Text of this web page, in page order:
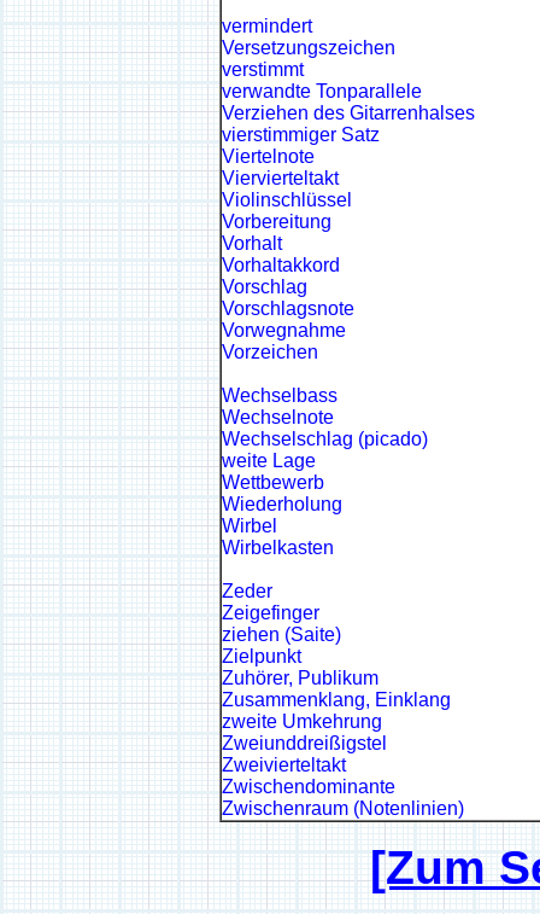
vermindert
Versetzungszeichen
verstimmt
verwandte Tonparallele
Verziehen des Gitarrenhalses
vierstimmiger Satz
Viertelnote
Viervierteltakt
Violinschlüssel
Vorbereitung
Vorhalt
Vorhaltakkord
Vorschlag
Vorschlagsnote
Vorwegnahme
Vorzeichen
Wechselbass
Wechselnote
Wechselschlag (picado)
weite Lage
Wettbewerb
Wiederholung
Wirbel
Wirbelkasten
Zeder
Zeigefinger
ziehen (Saite)
Zielpunkt
Zuhörer, Publikum
Zusammenklang, Einklang
zweite Umkehrung
Zweiunddreißigstel
Zweivierteltakt
Zwischendominante
Zwischenraum (Notenlinien)
[Zum